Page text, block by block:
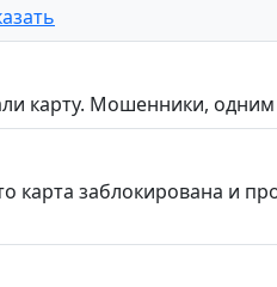
карту. Мошенники,
заблокирована и